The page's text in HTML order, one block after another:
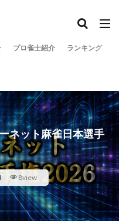
プロ雀士紹介 ランキング
ネット麻雀日本選手
8view